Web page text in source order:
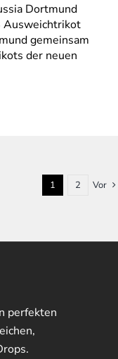
Dortmund
Ausweichtrikot
gemeinsam
der neuen
1 2 Vor
perfekten